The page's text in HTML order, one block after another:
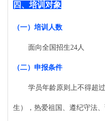
四、 培训对象
（一）培训人数
面向全国招生24人
（二） 申报条件
学员年龄原则上不得超过
生），热爱祖国、遵纪守法